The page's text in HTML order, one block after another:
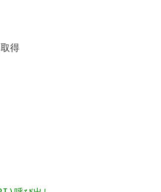
得